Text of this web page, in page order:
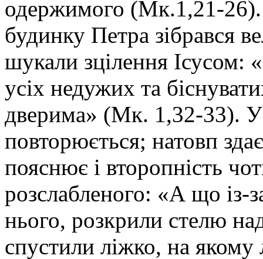
одержимого (Мк.1,21-26).
будинку Петра зібрався
шукали зцілення Ісусом:
усіх недужих та
дверима» (Мк. 1,32-33). У
повторюється; натовп
пояснює і второпність
розслабленого: «А що із-
нього, розкрили стелю
спустили ліжко, на